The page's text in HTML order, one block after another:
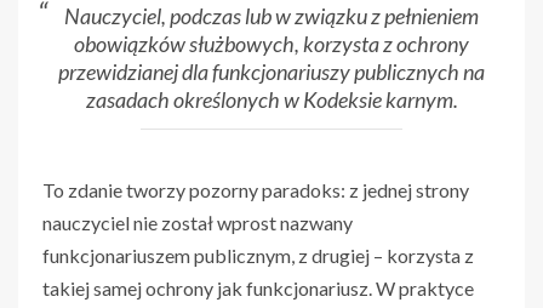
Nauczyciel, podczas lub w związku z pełnieniem
obowiązków służbowych, korzysta z ochrony
przewidzianej dla funkcjonariuszy publicznych na
zasadach określonych w Kodeksie karnym.
To zdanie tworzy pozorny paradoks: z jednej strony
nauczyciel nie został wprost nazwany
funkcjonariuszem publicznym, z drugiej – korzysta z
takiej samej ochrony jak funkcjonariusz. W praktyce